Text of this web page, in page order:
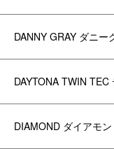
DANNY GRAY ダニー
DAYTONA TWIN
DIAMOND ダイアモン